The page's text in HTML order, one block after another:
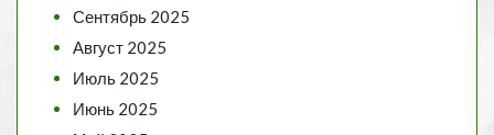
Сентябрь 2025
Август 2025
Июль 2025
Июнь 2025